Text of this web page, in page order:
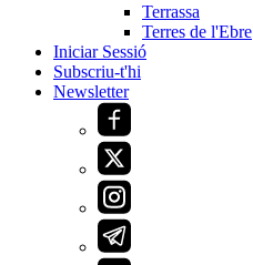
Terrassa
Terres de l'Ebre
Iniciar Sessió
Subscriu-t'hi
Newsletter